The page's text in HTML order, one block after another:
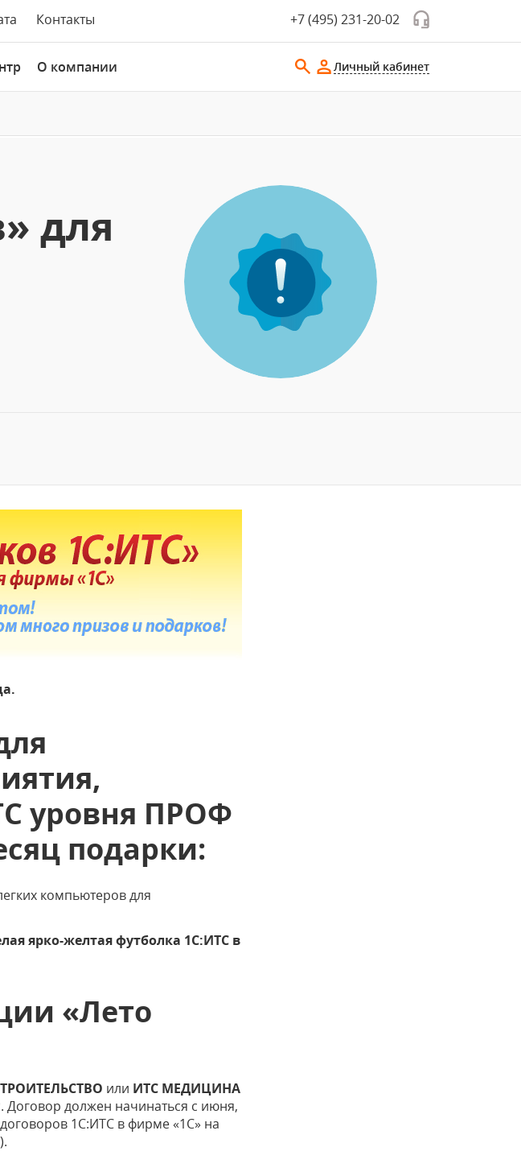
Контакты +7 (495) 231-20-02
О компании Личный кабинет
для
уровня ПРОФ
подарки:
компьютеров для
ярко-желтая футболка 1С:ИТС в
«Лето
или ИТС МЕДИЦИНА
Договор должен начинаться с июня,
1С:ИТС в фирме «1С» на